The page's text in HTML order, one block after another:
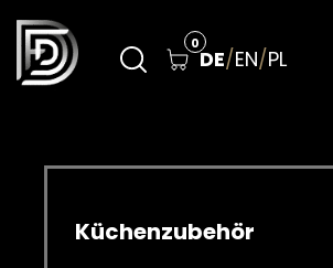
to
content
0
DE/EN/PL
Küchenzubehör